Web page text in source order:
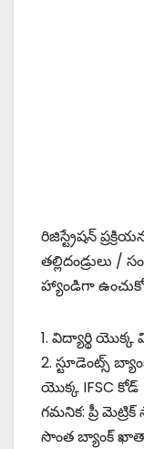
రిజిస్ట్రేషన్
తల్లిదండ్రులు /
హ్యాండిగా
1. విద్యార్థి యొక్క
2. స్టూడెంట్స్
యొక్క IFSC కోడ్
గమనిక: ప్రీ
సొంత బ్యాంక్ ఖాతా